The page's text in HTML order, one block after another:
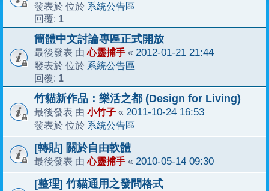
發表於 位於 系統公告區
回覆: 1
簡體中文討論專區正式開放
最後發表 由心靈捕手 « 2012-01-21 21:44
發表於 位於 系統公告區
回覆: 1
竹貓新作品：樂活之都 (Design for Living)
最後發表 由 小竹子 « 2011-10-24 16:53
發表於 位於 系統公告區
[轉貼] 關於自由軟體
最後發表 由心靈捕手 « 2010-05-14 09:30
[整理] 竹貓通用之發問格式